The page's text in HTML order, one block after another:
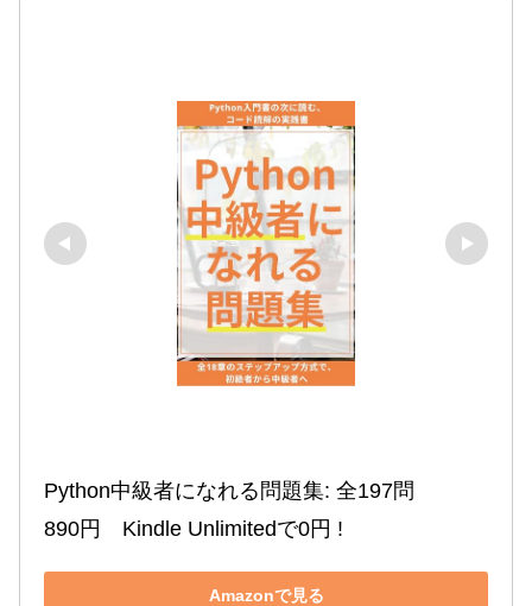
Python中級者になれる問題集: 全197問
890円　Kindle Unlimitedで0円 !
Amazonで見る